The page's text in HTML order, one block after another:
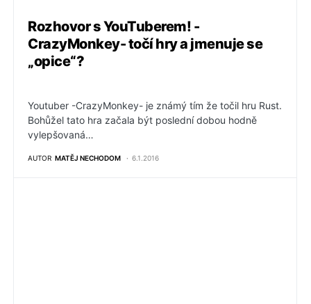
Rozhovor s YouTuberem! -
CrazyMonkey- točí hry a jmenuje se
„opice“?
Youtuber -CrazyMonkey- je známý tím že točil hru Rust.
Bohůžel tato hra začala být poslední dobou hodně
vylepšovaná…
AUTOR MATĚJ NECHODOM 6.1.2016